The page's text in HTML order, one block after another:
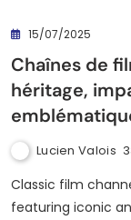
15/07/2025
Chaînes de
héritage,
Lucien Valois
Classic film
featuring iconic